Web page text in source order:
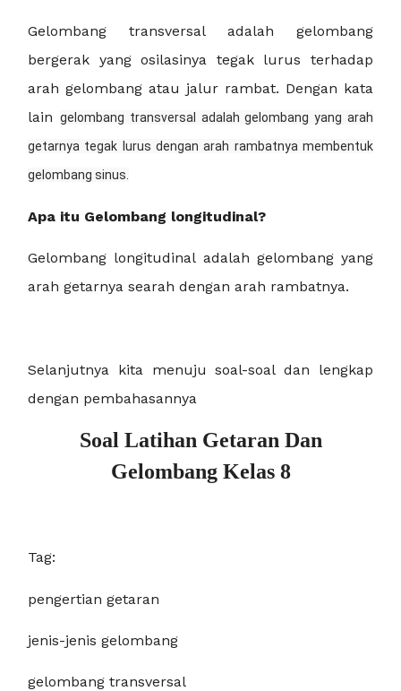
Gelombang transversal adalah gelombang
bergerak yang osilasinya tegak lurus terhadap
arah gelombang atau jalur rambat. Dengan kata
lain gelombang transversal adalah gelombang yang arah
getarnya tegak lurus dengan arah rambatnya membentuk
gelombang sinus.
Apa itu Gelombang longitudinal?
Gelombang longitudinal adalah gelombang yang
arah getarnya searah dengan arah rambatnya.
Selanjutnya kita menuju soal-soal dan lengkap
dengan pembahasannya
Soal Latihan Getaran Dan
Gelombang Kelas 8
Tag:
pengertian getaran
jenis-jenis gelombang
gelombang transversal